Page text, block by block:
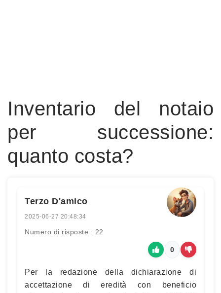
Inventario del notaio
per successione:
quanto costa?
Terzo D'amico
2025-06-27 20:48:34
Numero di risposte : 22
0
Per la redazione della dichiarazione di
accettazione di eredità con beneficio